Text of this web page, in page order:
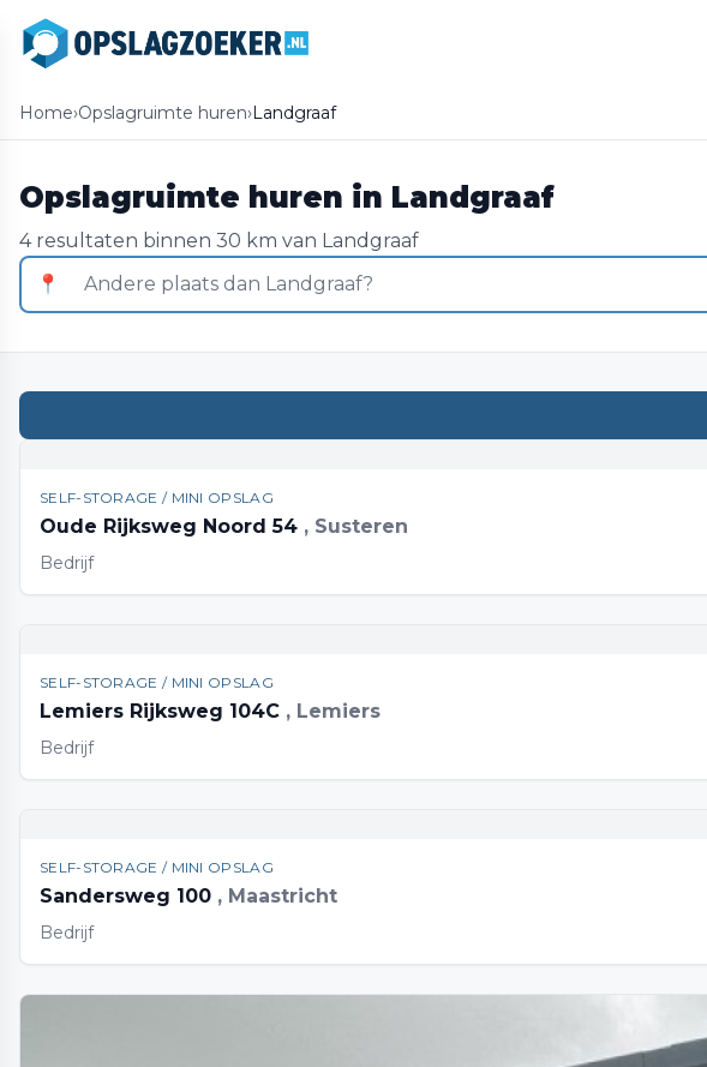
Home›Opslagruimte huren›Landgraaf
Opslagruimte huren in Landgraaf
4 resultaten binnen 30 km van Landgraaf
📍
SELF-STORAGE / MINI OPSLAG
Oude Rijksweg Noord 54 , Susteren
Bedrijf
SELF-STORAGE / MINI OPSLAG
Lemiers Rijksweg 104C , Lemiers
Bedrijf
SELF-STORAGE / MINI OPSLAG
Sandersweg 100 , Maastricht
Bedrijf